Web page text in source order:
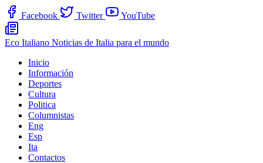
Facebook Twitter YouTube
Eco Italiano Noticias de Italia para el mundo
Inicio
Información
Deportes
Cultura
Politica
Columnistas
Eng
Esp
Ita
Contactos